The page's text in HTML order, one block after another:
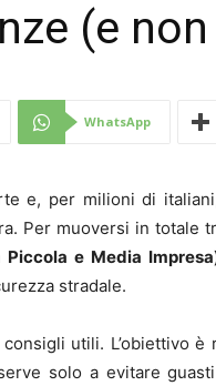
(e
WhatsApp
e, per milioni di
Per muoversi in totale
Piccola e Media
stradale.
utili. L’obiettivo
solo a evitare